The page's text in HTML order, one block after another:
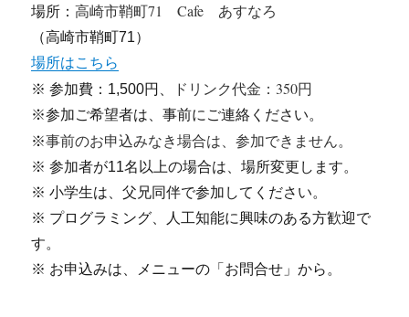
場所：高崎市鞘町71 Cafe あすなろ
（高崎市鞘町71）
場所はこちら
※ 参加費：1,500円、
ドリンク代金：350円
※参加ご希望者は、事前にご連絡ください。
※事前のお申込みなき場合は、参加できません。
※ 参加者が11名以上の場合は、場所変更します。
※ 小学生は、父兄同伴で参加してください。
※ プログラミング、人工知能に興味のある方歓迎で
す。
※ お申込みは、メニューの「お問合せ」から。